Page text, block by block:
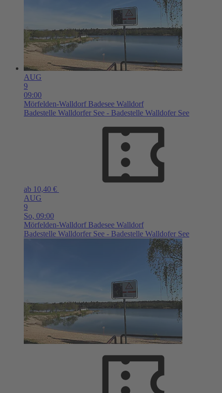
AUG
9
09:00
Mörfelden-Walldorf Badesee Walldorf
Badestelle Walldorfer See - Badestelle Walldofer See
ab 10,40 €
AUG
9
So, 09:00
Mörfelden-Walldorf Badesee Walldorf
Badestelle Walldorfer See - Badestelle Walldofer See